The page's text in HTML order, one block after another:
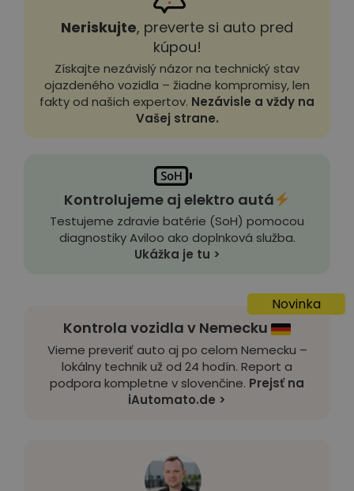
Neriskujte, preverte si auto pred
kúpou!
Získajte nezávislý názor na technický stav
ojazdeného vozidla – žiadne kompromisy, len
fakty od našich expertov. Nezávisle a vždy na
Vašej strane.
Kontrolujeme aj elektro autá
Testujeme zdravie batérie (SoH) pomocou
diagnostiky Aviloo ako doplnková služba.
Ukážka je tu >
Novinka
Kontrola vozidla v Nemecku
Vieme preveriť auto aj po celom Nemecku –
lokálny technik už od 24 hodín. Report a
podpora kompletne v slovenčine. Prejsť na
iAutomato.de >